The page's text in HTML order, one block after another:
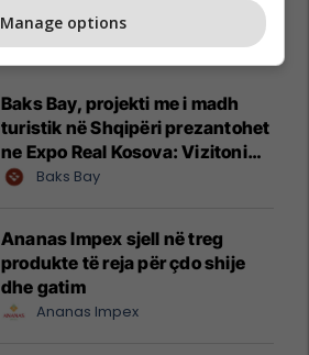
Reklamo këtu
Baks Bay, projekti me i madh
turistik në Shqipëri prezantohet
ne Expo Real Kosova: Vizitoni
shtandin dhe zbuloni
Baks Bay
Ananas Impex sjell në treg
produkte të reja për çdo shije
dhe gatim
Ananas Impex
Manage options